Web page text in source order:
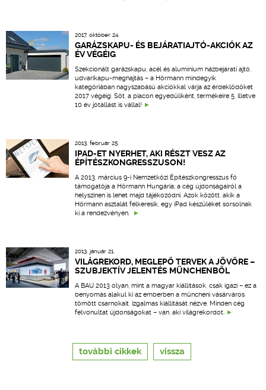
2017. október 24.
GARÁZSKAPU- ÉS BEJÁRATIAJTÓ-AKCIÓK AZ
ÉV VÉGÉIG
Szekcionált garázskapu, acél és alumínium házbejárati ajtó,
udvarikapu-meghajtás – a Hörmann mindegyik
kategóriában nagyszabású akciókkal várja az érdeklődőket
2017 végéig. Sőt, a piacon egyedüliként, termékeire 5, illetve
10 év jótállást is vállal!
2013. február 25.
IPAD-ET NYERHET, AKI RÉSZT VESZ AZ
ÉPÍTÉSZKONGRESSZUSON!
A 2013. március 9-i Nemzetközi Építészkongresszus fő
támogatója a Hörmann Hungária; a cég újdonságairól a
helyszínen is lehet majd tájékozódni. Azok között, akik a
Hörmann asztalát felkeresik, egy iPad készüléket sorsolnak
ki a rendezvényen.
2013. január 21.
VILÁGREKORD, MEGLEPŐ TERVEK A JÖVŐRE –
SZUBJEKTÍV JELENTÉS MÜNCHENBŐL
A BAU 2013 olyan, mint a magyar kiállítások, csak igazi – ez a
benyomás alakul ki az emberben a müncheni vásárváros
tömött csarnokait, izgalmas kiállítását nézve. Minden cég
felvonultat újdonságokat – van, aki világrekordot.
további cikkek vissza